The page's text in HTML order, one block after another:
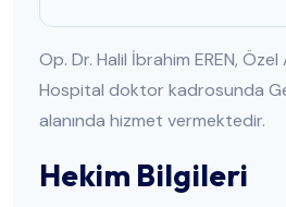
Op. Dr. Halil İbrahim EREN,
Hospital doktor kadrosunda
alanında hizmet vermektedir.
Hekim Bilgileri